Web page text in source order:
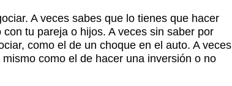
A veces sabes que lo tienes que hacer
tu pareja o hijos. A veces sin saber por
como el de un choque en el auto. A veces
como el de hacer una inversión o no